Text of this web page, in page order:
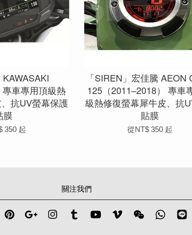
KAWASAKI
車專用頂級熱
抗UV螢幕保護
膜
350 起
「SIREN」宏佳騰 AEON
125（2011–2018） 專車
級熱修復螢幕犀牛皮、抗
貼膜
從NT$ 350 起
關注我們
PinterestGoogle InstagramTumblr YouTubeVimeo Wechat